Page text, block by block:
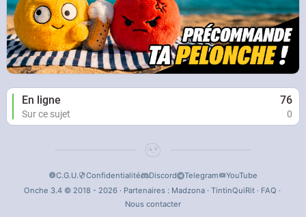
En ligne 76
Sur ce sujet 0
C.G.U. Confidentialité Discord Telegram
YouTube
Onche 3.4 © 2018 - 2026 · Partenaires : Madzona· TintinQuiRit· FAQ ·
Nous contacter